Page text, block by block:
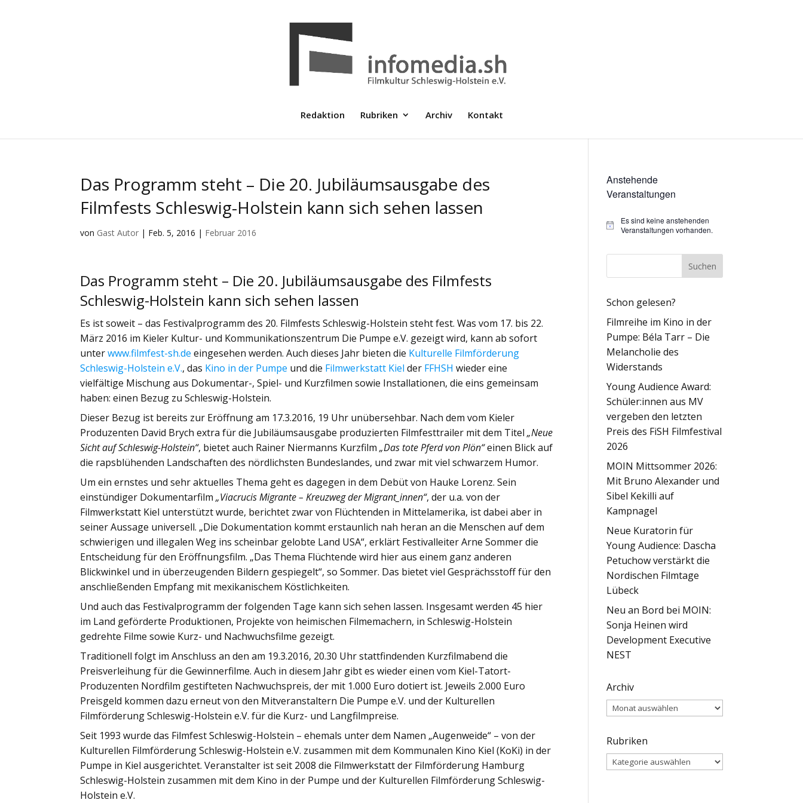
Redaktion Rubriken Archiv Kontakt
Das Programm steht – Die 20. Jubiläumsausgabe des
Filmfests Schleswig-Holstein kann sich sehen lassen
von Gast Autor | Feb. 5, 2016 | Februar 2016
Das Programm steht – Die 20. Jubiläumsausgabe des Filmfests
Schleswig-Holstein kann sich sehen lassen
Es ist soweit – das Festivalprogramm des 20. Filmfests Schleswig-Holstein steht fest. Was vom 17. bis 22.
März 2016 im Kieler Kultur- und Kommunikationszentrum Die Pumpe e.V. gezeigt wird, kann ab sofort
unterwww.filmfest-sh.de eingesehen werden. Auch dieses Jahr bieten die Kulturelle Filmförderung
Schleswig-Holstein e.V., das Kino in der Pumpe und die Filmwerkstatt Kiel der FFHSH wieder eine
vielfältige Mischung aus Dokumentar-, Spiel- und Kurzfilmen sowie Installationen, die eins gemeinsam
haben: einen Bezug zu Schleswig-Holstein.
Dieser Bezug ist bereits zur Eröffnung am 17.3.2016, 19 Uhr unübersehbar. Nach dem vom Kieler
Produzenten David Brych extra für die Jubiläumsausgabe produzierten Filmfesttrailer mit dem Titel„Neue
Sicht auf Schleswig-Holstein“, bietet auch Rainer Niermanns Kurzfilm„Das tote Pferd von Plön“einen Blick auf
die rapsblühenden Landschaften des nördlichsten Bundeslandes, und zwar mit viel schwarzem Humor.
Um ein ernstes und sehr aktuelles Thema geht es dagegen in dem Debüt von Hauke Lorenz. Sein
einstündiger Dokumentarfilm„Viacrucis Migrante – Kreuzweg der Migrant_innen“, der u.a. von der
Filmwerkstatt Kiel unterstützt wurde, berichtet zwar von Flüchtenden in Mittelamerika, ist dabei aber in
seiner Aussage universell. „Die Dokumentation kommt erstaunlich nah heran an die Menschen auf dem
schwierigen und illegalen Weg ins scheinbar gelobte Land USA“, erklärt Festivalleiter Arne Sommer die
Entscheidung für den Eröffnungsfilm. „Das Thema Flüchtende wird hier aus einem ganz anderen
Blickwinkel und in überzeugenden Bildern gespiegelt“, so Sommer. Das bietet viel Gesprächsstoff für den
anschließenden Empfang mit mexikanischem Köstlichkeiten.
Und auch das Festivalprogramm der folgenden Tage kann sich sehen lassen. Insgesamt werden 45 hier
im Land geförderte Produktionen, Projekte von heimischen Filmemachern, in Schleswig-Holstein
gedrehte Filme sowie Kurz- und Nachwuchsfilme gezeigt.
Traditionell folgt im Anschluss an den am 19.3.2016, 20.30 Uhr stattfindenden Kurzfilmabend die
Preisverleihung für die Gewinnerfilme. Auch in diesem Jahr gibt es wieder einen vom Kiel-Tatort-
Produzenten Nordfilm gestifteten Nachwuchspreis, der mit 1.000 Euro dotiert ist. Jeweils 2.000 Euro
Preisgeld kommen dazu erneut von den Mitveranstaltern Die Pumpe e.V. und der Kulturellen
Filmförderung Schleswig-Holstein e.V. für die Kurz- und Langfilmpreise.
Seit 1993 wurde das Filmfest Schleswig-Holstein – ehemals unter dem Namen „Augenweide“ – von der
Kulturellen Filmförderung Schleswig-Holstein e.V. zusammen mit dem Kommunalen Kino Kiel (KoKi) in der
Pumpe in Kiel ausgerichtet. Veranstalter ist seit 2008 die Filmwerkstatt der Filmförderung Hamburg
Schleswig-Holstein zusammen mit dem Kino in der Pumpe und der Kulturellen Filmförderung Schleswig-
Holstein e.V.
Anstehende
Veranstaltungen
Hinweis
Es sind keine anstehenden
Veranstaltungen vorhanden.
Schon gelesen?
Filmreihe im Kino in der
Pumpe: Béla Tarr – Die
Melancholie des
Widerstands
Young Audience Award:
Schüler:innen aus MV
vergeben den letzten
Preis des FiSH Filmfestival
2026
MOIN Mittsommer 2026:
Mit Bruno Alexander und
Sibel Kekilli auf
Kampnagel
Neue Kuratorin für
Young Audience: Dascha
Petuchow verstärkt die
Nordischen Filmtage
Lübeck
Neu an Bord bei MOIN:
Sonja Heinen wird
Development Executive
NEST
Archiv
Archiv
Rubriken
Rubriken